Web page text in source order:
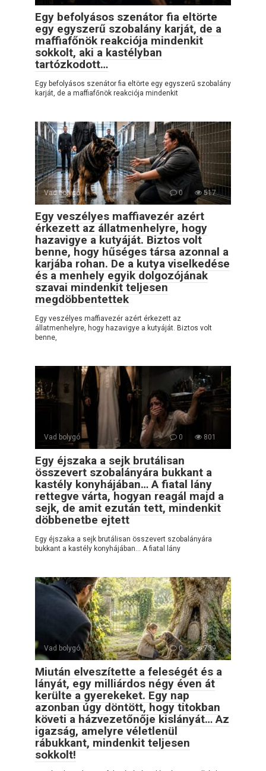
Egy befolyásos szenátor fia eltörte
egy egyszerű szobalány karját, de a
maffiafőnök reakciója mindenkit
sokkolt, aki a kastélyban
tartózkodott…
Egy befolyásos szenátor fia eltörte egy egyszerű szobalány
karját, de a maffiafőnök reakciója mindenkit
Vad bolygó 0 517
Egy veszélyes maffiavezér azért
érkezett az állatmenhelyre, hogy
hazavigye a kutyáját. Biztos volt
benne, hogy hűséges társa azonnal a
karjába rohan. De a kutya viselkedése
és a menhely egyik dolgozójának
szavai mindenkit teljesen
megdöbbentettek
Egy veszélyes maffiavezér azért érkezett az
állatmenhelyre, hogy hazavigye a kutyáját. Biztos volt
benne,
Vad bolygó 0 801
Egy éjszaka a sejk brutálisan
összevert szobalányára bukkant a
kastély konyhájában… A fiatal lány
rettegve várta, hogyan reagál majd a
sejk, de amit ezután tett, mindenkit
döbbenetbe ejtett
Egy éjszaka a sejk brutálisan összevert szobalányára
bukkant a kastély konyhájában… A fiatal lány
Vad bolygó 0 739
Miután elveszítette a feleségét és a
lányát, egy milliárdos négy éven át
kerülte a gyerekeket. Egy nap
azonban úgy döntött, hogy titokban
követi a házvezetőnője kislányát… Az
igazság, amelyre véletlenül
rábukkant, mindenkit teljesen
sokkolt!